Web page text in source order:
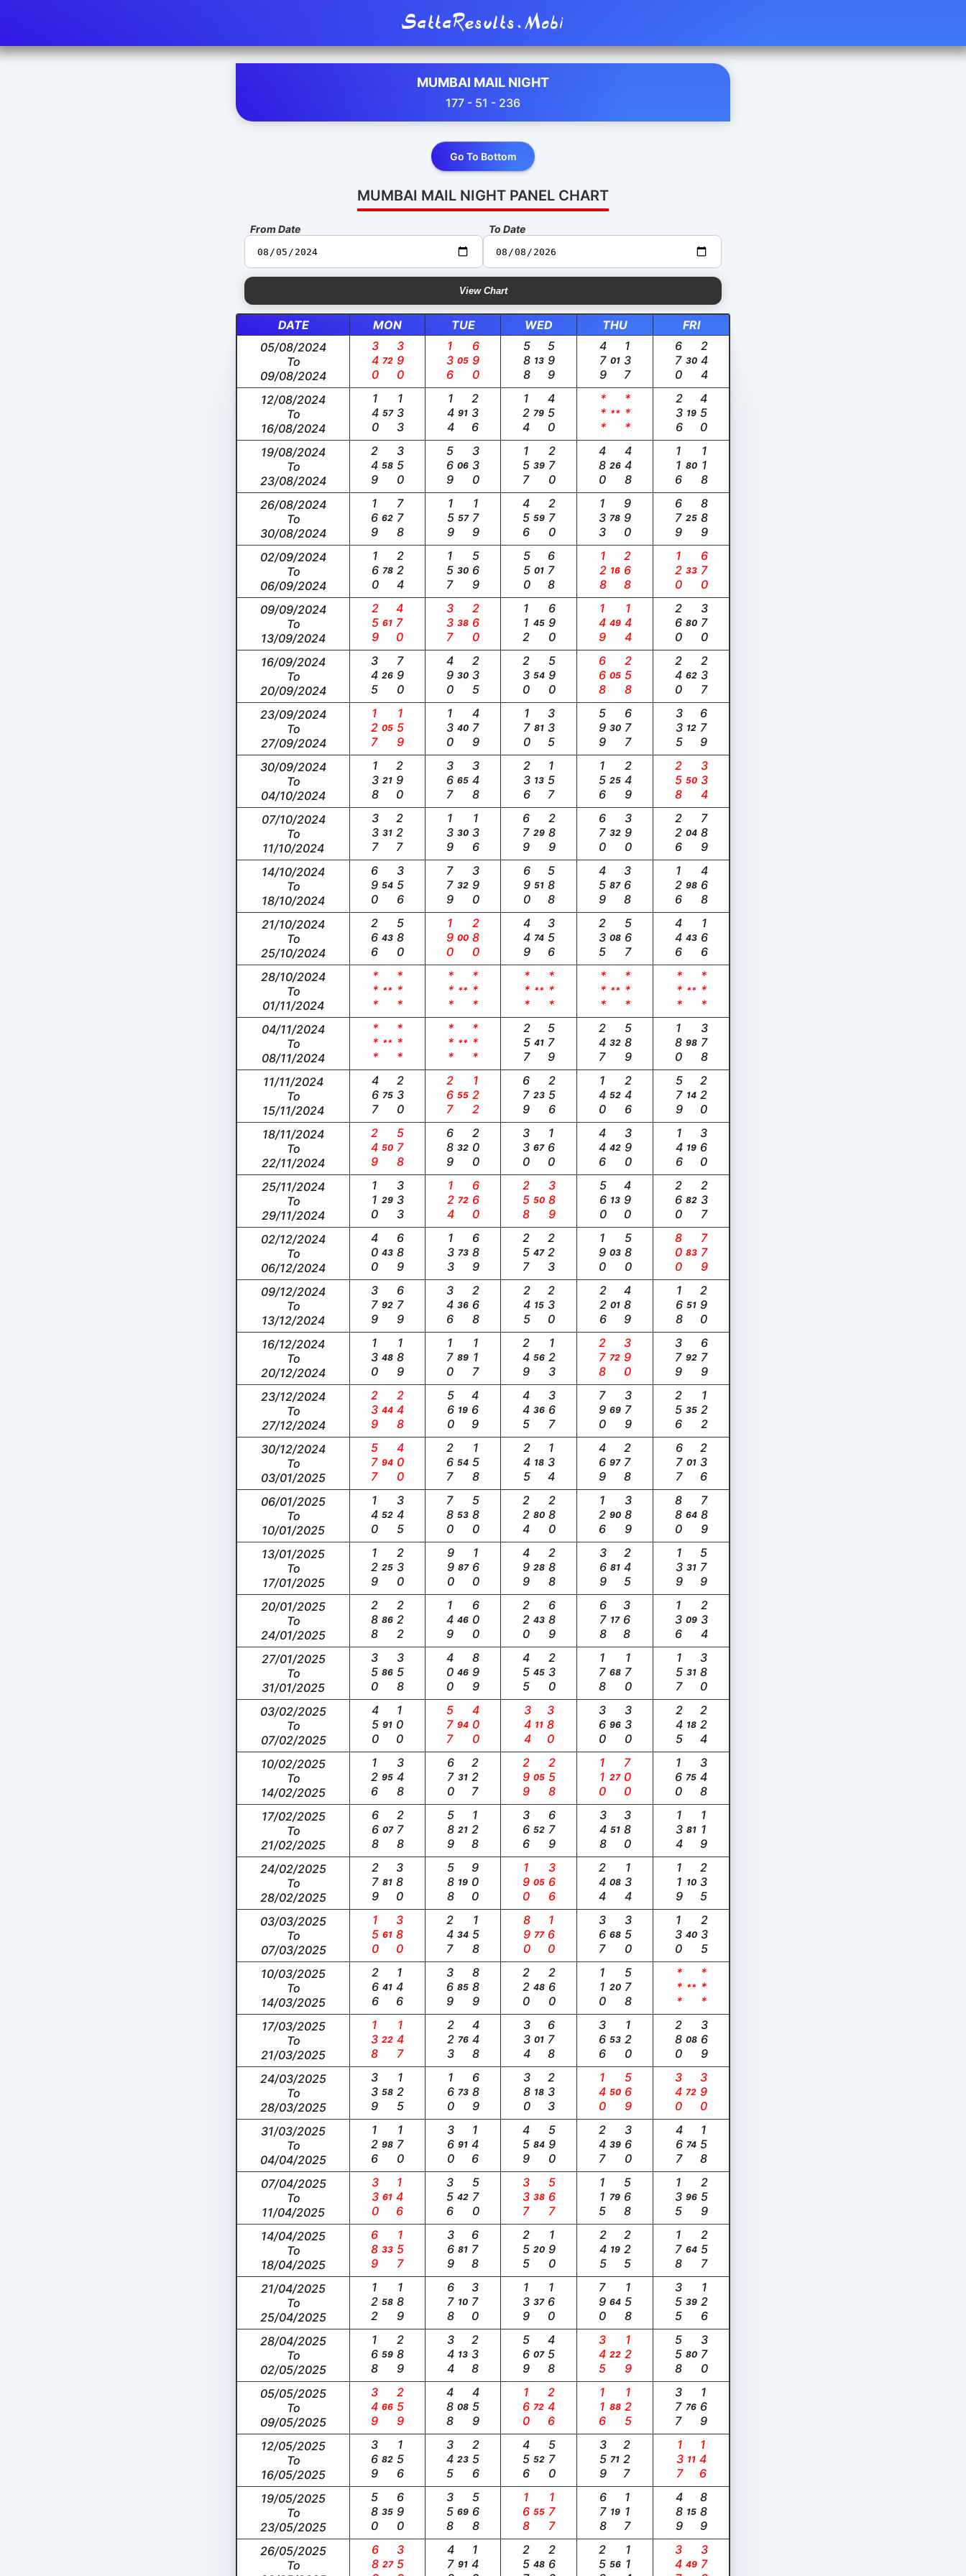
SattaResults.Mobi
MUMBAI MAIL NIGHT
177 - 51 - 236
Go To Bottom
MUMBAI MAIL NIGHT PANEL CHART
From Date To Date
View Chart
DATE MON TUE WED THU
FRI
05/08/2024
To
09/08/2024
340 72390 136 05 690 588 13599 479 01137 670 30244
12/08/2024
To
16/08/2024
140 57133 144 91 236 124 79 450 *** ***** 236 19450
19/08/2024
To
23/08/2024
249 58 350 569 06 330 157 39270 480 26448 116 80118
26/08/2024
To
30/08/2024
169 62 778 159 57179 456 59270 133 78 990 679 25889
02/09/2024
To
06/09/2024
160 78224 157 30 569 550 01678 128 16268 120 33670
09/09/2024
To
13/09/2024
259 61 470 337 38 260 112 45690 149 49144 260 80370
16/09/2024
To
20/09/2024
345 26 790 490 30 235 230 54590 668 05258 240 62237
23/09/2024
To
27/09/2024
127 05 159 130 40 479 170 81335 599 30677 335 12679
30/09/2024
To
04/10/2024
138 21 290 367 65 348 236 13157 156 25249 258 50334
07/10/2024
To
11/10/2024
337 31 227 139 30 136 679 29289 670 32390 226 04789
14/10/2024
To
18/10/2024
690 54 356 779 32 390 690 51588 459 87368 126 98468
21/10/2024
To
25/10/2024
266 43 580 190 00 280 449 74356 235 08567 446 43166
28/10/2024
To
01/11/2024
*** ** *** *** ** *** *** ***** *** ***** *** *****
04/11/2024
To
08/11/2024
*** ** *** *** ** *** 257 41579 247 32589 180 98378
11/11/2024
To
15/11/2024
467 75230 267 55 122 679 23256 140 52246 579 14220
18/11/2024
To
22/11/2024
249 50 578 689 32 200 330 67160 446 42390 146 19360
25/11/2024
To
29/11/2024
110 29 333 124 72660 258 50389 560 13490 260 82237
02/12/2024
To
06/12/2024
400 43 689 133 73689 257 47223 190 03580 800 83779
09/12/2024
To
13/12/2024
379 92 679 346 36 268 245 15230 226 01489 168 51290
16/12/2024
To
20/12/2024
130 48 189 170 89 117 249 56123 278 72 390 379 92679
23/12/2024
To
27/12/2024
239 44 248 560 19 469 445 36367 790 69379 256 35122
30/12/2024
To
03/01/2025
577 94 400 267 54 158 245 18134 469 97278 677 01236
06/01/2025
To
10/01/2025
140 52 345 780 53 580 224 80280 126 90389 880 64789
13/01/2025
To
17/01/2025
129 25 230 990 87160 499 28288 369 81245 139 31579
20/01/2025
To
24/01/2025
288 86 222 149 46 600 220 43689 678 17368 136 09234
27/01/2025
To
31/01/2025
350 86 358 400 46 899 455 45230 178 68170 157 31380
03/02/2025
To
07/02/2025
450 91 100 577 94 400 344 11380 360 96330 245 18224
10/02/2025
To
14/02/2025
126 95 348 670 31 227 299 05258 110 27700 160 75 348
17/02/2025
To
21/02/2025
668 07278 589 21 128 366 52679 348 51380 134 81119
24/02/2025
To
28/02/2025
279 81 380 588 19 900 190 05366 244 08134 119 10235
03/03/2025
To
07/03/2025
150 61 380 247 34 158 890 77160 367 68350 130 40235
10/03/2025
To
14/03/2025
266 41 146 369 85 889 220 48260 110 20578 *** *****
17/03/2025
To
21/03/2025
138 22 147 223 76448 334 01678 366 53120 280 08369
24/03/2025
To
28/03/2025
339 58 125 160 73689 380 18233 140 50569 340 72 390
31/03/2025
To
04/04/2025
126 98 170 360 91 146 459 84590 247 39360 467 74158
07/04/2025
To
11/04/2025
330 61 146 356 42 570 337 38567 115 79 568 135 96259
14/04/2025
To
18/04/2025
689 33 157 369 81 678 255 20190 245 19225 178 64257
21/04/2025
To
25/04/2025
122 58 189 678 10 370 139 37160 790 64158 355 39126
28/04/2025
To
02/05/2025
168 59 289 344 13 238 569 07458 345 22129 558 80370
05/05/2025
To
09/05/2025
349 66 259 488 08 459 160 72 246 116 88125 377 76 169
12/05/2025
To
16/05/2025
369 82 156 345 23 256 456 52570 359 71 227 137 11146
19/05/2025
To
23/05/2025
580 35 690 358 69 568 168 55177 678 19117 489 15889
26/05/2025
To
688 27359 478 91 146 257 48260 258 56114 347 49379